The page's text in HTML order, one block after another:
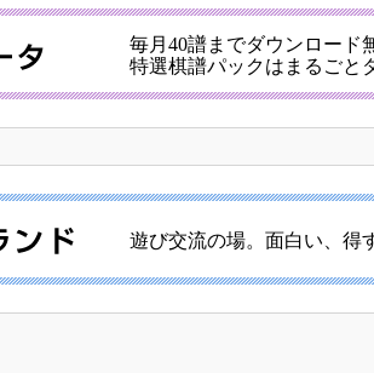
毎月40譜までダウンロード
特選棋譜パックはまるごと
遊び交流の場。面白い、得